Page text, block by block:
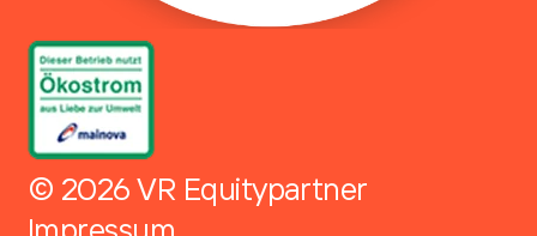
© 2026 VR Equitypartner